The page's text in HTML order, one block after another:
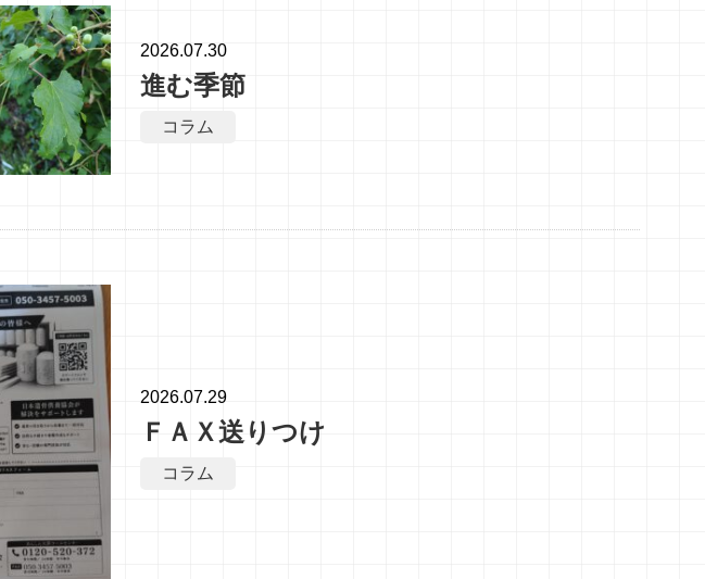
2026.07.30
進む季節
コラム
2026.07.29
ＦＡＸ送りつけ
コラム